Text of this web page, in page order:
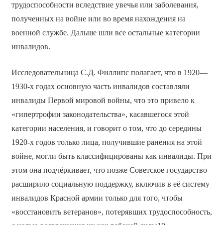
трудоспособности вследствие увечья или заболевания,
полученных на войне или во время нахождения на
военной службе. Дальше шли все остальные категории
инвалидов.
Исследовательница С.Д. Филлипс полагает, что в 1920—
1930-х годах основную часть инвалидов составляли
инвалиды Первой мировой войны, что это привело к
«гипертрофии законодательства», касавшегося этой
категории населения, и говорит о том, что до середины
1920-х годов только лица, получившие ранения на этой
войне, могли быть классифицированы как инвалиды. При
этом она подчёркивает, что позже Советское государство
расширило социальную поддержку, включив в её систему
инвалидов Красной армии только для того, чтобы
«восстановить ветеранов», потерявших трудоспособность,